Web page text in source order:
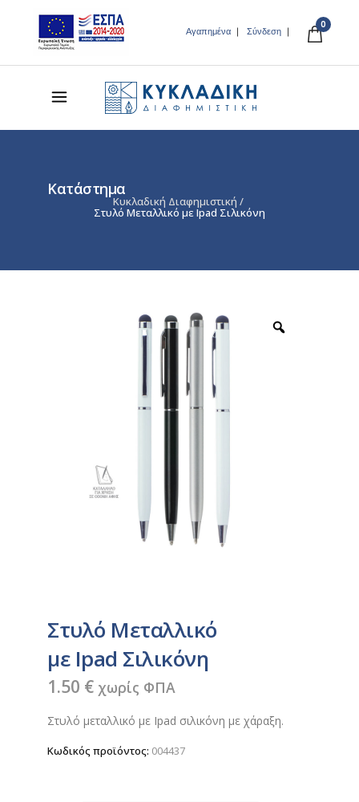
Αγαπημένα Σύνδεση
0
Κατάστημα
Κυκλαδική Διαφημιστική /
Στυλό Μεταλλικό με Ιpad Σιλικόνη
Στυλό Μεταλλικό
με Ιpad Σιλικόνη
1.50 € χωρίς ΦΠΑ
Στυλό μεταλλικό με Ιpad σιλικόνη με χάραξη.
Κωδικός προϊόντος: 004437